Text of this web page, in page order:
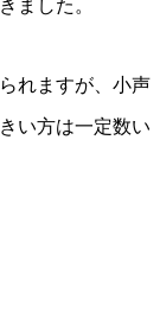
ました。
れますが、小声
い方は一定数い